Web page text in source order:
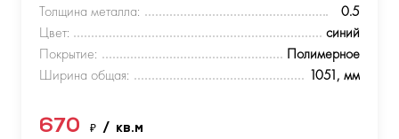
Толщина металла:
0.5
Цвет:
синий
Покрытие:
Полимерное
Ширина общая:
1051, мм
670 ₽ / кв.м